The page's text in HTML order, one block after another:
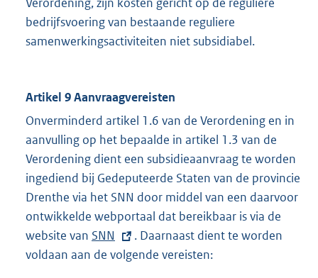
bedrijfsvoering van bestaande reguliere
samenwerkingsactiviteiten niet subsidiabel.
Artikel 9 Aanvraagvereisten
Onverminderd artikel 1.6 van de Verordening en in
aanvulling op het bepaalde in artikel 1.3 van de
Verordening dient een subsidieaanvraag te worden
ingediend bij Gedeputeerde Staten van de provincie
Drenthe via het SNN door middel van een daarvoor
ontwikkelde webportaal dat bereikbaar is via de
website van E
x
SNN
. Daarnaast dient te worden
voldaan aan de volgende vereisten: